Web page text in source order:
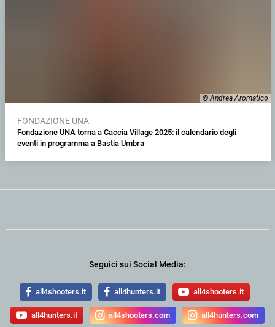
© Andrea Aromatico
FONDAZIONE UNA
Fondazione UNA torna a Caccia Village 2025: il calendario degli
eventi in programma a Bastia Umbra
Seguici sui Social Media:
all4shooters.it all4hunters.it all4shooters.it
all4hunters.it all4shooters.com all4hunters.com